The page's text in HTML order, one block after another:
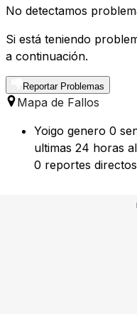
No detectamos
Si está teniendo
a continuación.
Reportar Problemas
Mapa de Fallos
Yoigo genero 0
ultimas 24 horas
0 reportes